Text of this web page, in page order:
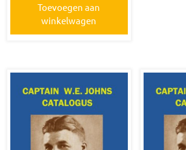
Toevoegen aan
winkelwagen